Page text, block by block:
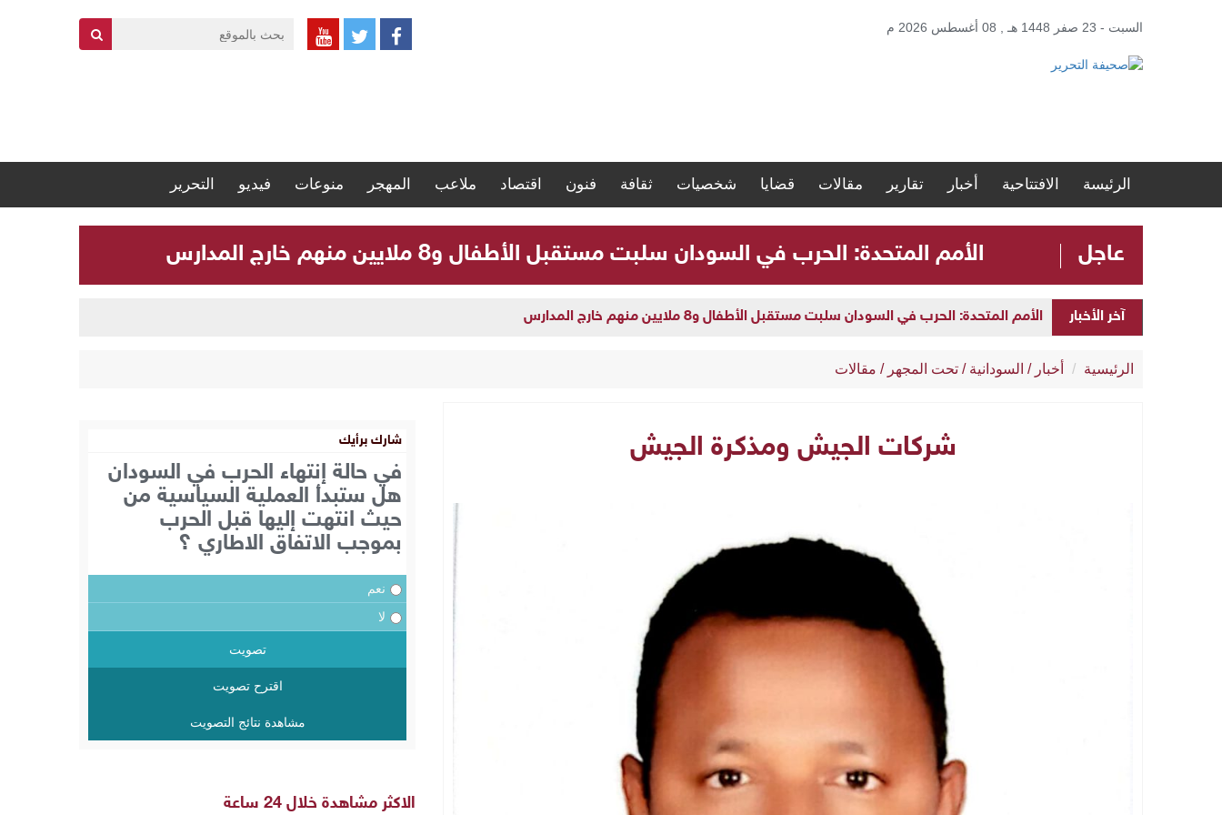
السبت - 23 صفر 1448 هـ , 08 أغسطس 2026 م
الرئيسة الافتتاحية أخبار تقارير مقالات قضايا شخصيات ثقافة فنون اقتصاد ملاعب المهجر منوعات فيديو التحرير
عاجل الأمم المتحدة: الحرب في السودان سلبت مستقبل الأطفال و8 ملايين منهم خارج المدارس
آخر الأخبار
الأمم المتحدة: الحرب في السودان سلبت مستقبل الأطفال و8 ملايين منهم خارج المدارس
ضمن مشروع “نور السعودية”.. مستشفيات مكة تنفذ يوماً علاجياً مجانياً بأم درمان وتعلن يوماً آخر بالبحر الأحمر
الرئيسية أخبار / السودانية / تحت المجهر / مقالات
شركات الجيش ومذكرة الجيش شارك برأيك
في حالة إنتهاء الحرب في السودان
هل ستبدأ العملية السياسية من
حيث انتهت إليها قبل الحرب
بموجب الاتفاق الاطاري ؟
نعم
لا
تصويت
اقترح تصويت
مشاهدة نتائج التصويت
الاكثر مشاهدة خلال 24 ساعة